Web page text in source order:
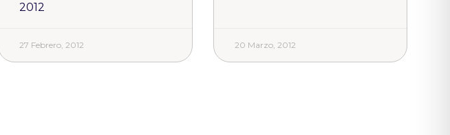
2012
27 Febrero, 2012 20 Marzo, 2012